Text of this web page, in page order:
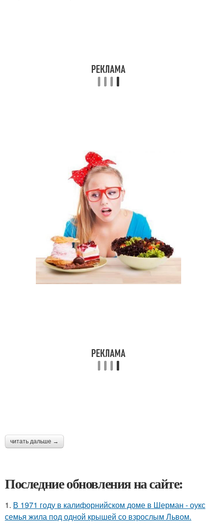
читать дальше →
Последние обновления на сайте:
1. В 1971 году в калифорнийском доме в Шерман - оукс
семья жила под одной крышей со взрослым Львом.